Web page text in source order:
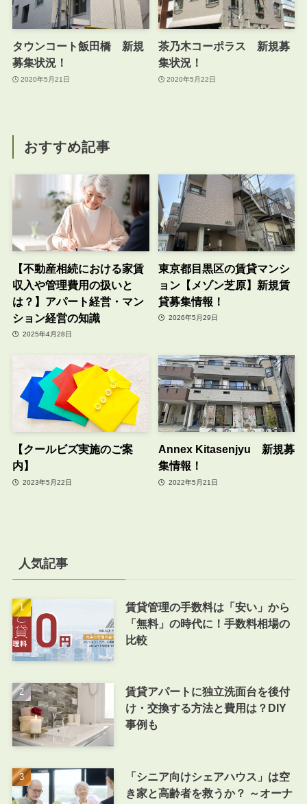
タウンコート飯田橋 新規
募集状況！
2020年5月21日
茶乃木コーポラス 新規募
集状況！
2020年5月22日
おすすめ記事
【不動産相続における家賃
収入や管理費用の扱いと
は？】アパート経営・マン
ション経営の知識
2025年4月28日
東京都目黒区の賃貸マンシ
ョン【メゾン芝原】新規賃
貸募集情報！
2026年5月29日
【クールビズ実施のご案
内】
2023年5月22日
Annex Kitasenjyu 新規募
集情報！
2022年5月21日
人気記事
賃貸管理の手数料は「安い」から
「無料」の時代に！手数料相場の
比較
賃貸アパートに独立洗面台を後付
け・交換する方法と費用は？DIY
事例も
「シニア向けシェアハウス」は空
き家と高齢者を救うか？ ～オーナ